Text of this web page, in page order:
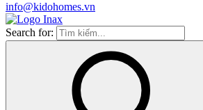
info@kidohomes.vn
Search for: